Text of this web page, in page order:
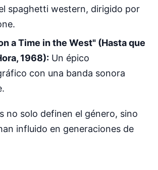
spaghetti western, dirigido por
a Time in the West" (Hasta que
1968): Un épico
con una banda sonora
no solo definen el género, sino
influido en generaciones de